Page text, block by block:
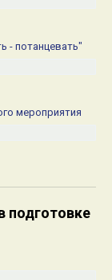
- потанцевать"
мероприятия
подготовке